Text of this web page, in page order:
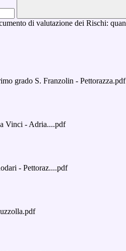
grado S. Franzolin - Pettorazza.pdf
Vinci - Adria....pdf
- Pettoraz....pdf